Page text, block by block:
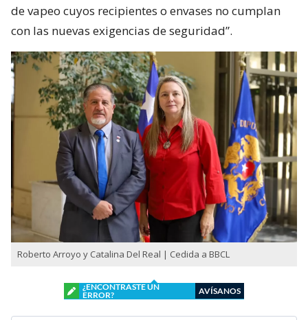
de vapeo cuyos recipientes o envases no cumplan
con las nuevas exigencias de seguridad”.
Roberto Arroyo y Catalina Del Real | Cedida a BBCL
¿ENCONTRASTE UN
ERROR?
AVÍSANOS